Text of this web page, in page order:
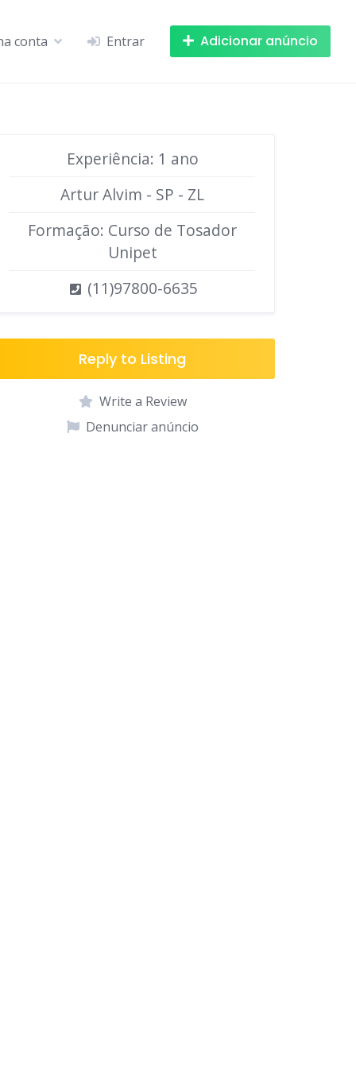
conta Entrar Adicionar anúncio
Experiência: 1 ano
Artur Alvim - SP - ZL
Formação: Curso de Tosador
Unipet
(11)97800-6635
Reply to Listing
Write a Review
Denunciar anúncio